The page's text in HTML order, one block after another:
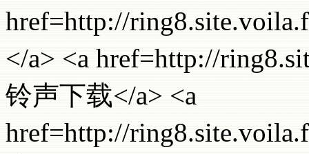
href=http://
</a> <a href=http://
铃声下载</a> <a
href=http://